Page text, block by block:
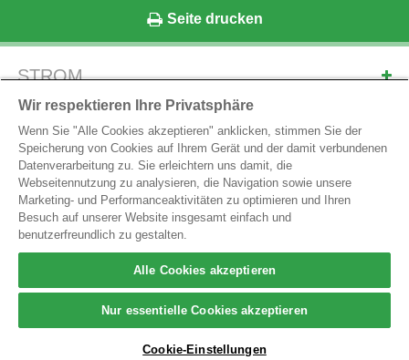
Seite drucken
STROM
ERDGAS
ONLINE-SERVICES
MARKTPARTNER-SERVICES
LINZ NETZ GmbH
Wiener Straße 125, A-4021 Linz
E-Mail:office@linznetz.at
Tel.0732/3403-9050
Impressum Datenschutz Hinweisgebersystem
Wir respektieren Ihre Privatsphäre
Wenn Sie "Alle Cookies akzeptieren" anklicken, stimmen Sie der
Speicherung von Cookies auf Ihrem Gerät und der damit verbundenen
Datenverarbeitung zu. Sie erleichtern uns damit, die
Webseitennutzung zu analysieren, die Navigation sowie unsere
Marketing- und Performanceaktivitäten zu optimieren und Ihren
Besuch auf unserer Website insgesamt einfach und
benutzerfreundlich zu gestalten.
Alle Cookies akzeptieren
Nur essentielle Cookies akzeptieren
Cookie-Einstellungen